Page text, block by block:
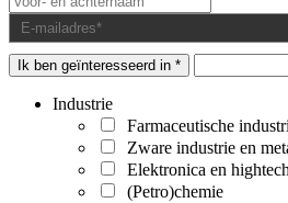
Ik ben geïnteresseerd in *
Industrie
Farmaceutische
Zware industrie en
Elektronica en
(Petro)chemie